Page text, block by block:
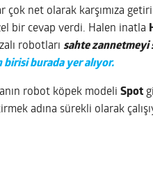
çok net olarak karşımıza
bir cevap verdi. Halen inatla
robotları sahte zannetmeyi
burada yer alıyor.
robot köpek modeli Spot
adına sürekli olarak